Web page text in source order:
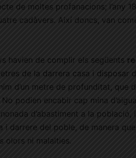
de moltes profanacions; l’any
cadàvers. Així doncs, van
havien de complir els següents
de la darrera casa i disposar
d’un metre de profunditat, que
podien encabir cap mina
d’abastiment a la
i darrere del poble, de manera
olors ni malalties.